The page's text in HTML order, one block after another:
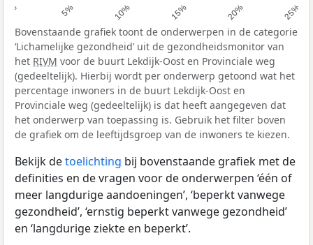
0% 5% 10% 15% 20% 25%
Bovenstaande grafiek toont de onderwerpen in de categorie
‘Lichamelijke gezondheid’ uit de gezondheidsmonitor van
het RIVM voor de buurt Lekdijk-Oost en Provinciale weg
(gedeeltelijk). Hierbij wordt per onderwerp getoond wat het
percentage inwoners in de buurt Lekdijk-Oost en
Provinciale weg (gedeeltelijk) is dat heeft aangegeven dat
het onderwerp van toepassing is. Gebruik het filter boven
de grafiek om de leeftijdsgroep van de inwoners te kiezen.
Bekijk detoelichting bij bovenstaande grafiek met de
definities en de vragen voor de onderwerpen ‘één of
meer langdurige aandoeningen’, ‘beperkt vanwege
gezondheid’, ‘ernstig beperkt vanwege gezondheid’
en ‘langdurige ziekte en beperkt’.